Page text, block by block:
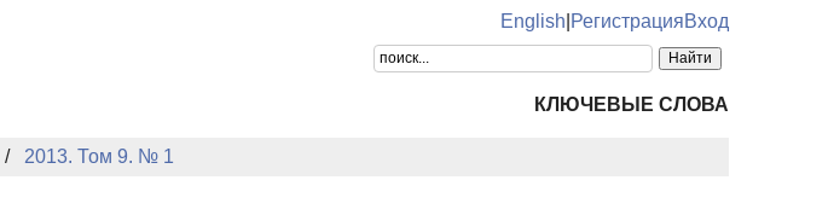
English РегистрацияВход
КЛЮЧЕВЫЕ СЛОВА
2013. Том 9. № 1